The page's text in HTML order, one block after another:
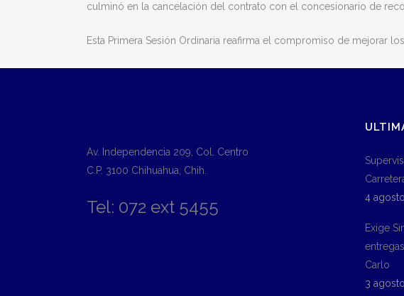
culminó en la cancelación del contrato con el concesionario de
Esta Primera Sesión Ordinaria reafirma el compromiso de mejorar
Av. Independencia 209, Col. Centro
C.P. 3100 Chihuahua, Chih.
Tel: 072 ext 5455
4
Exige
Carlo
3